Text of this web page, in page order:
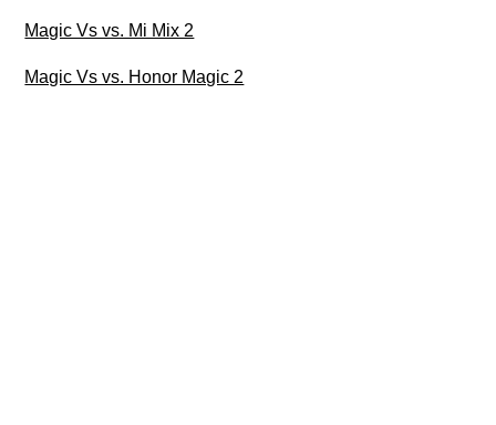
Magic Vs vs. Mi Mix 2
Magic Vs vs. Honor Magic 2